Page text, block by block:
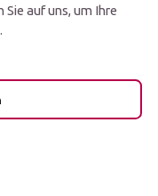
auf uns, um Ihre